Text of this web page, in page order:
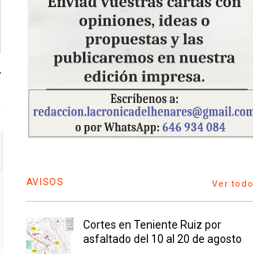
AVISOS Ver todo
Cortes en Teniente Ruiz por
asfaltado del 10 al 20 de agosto